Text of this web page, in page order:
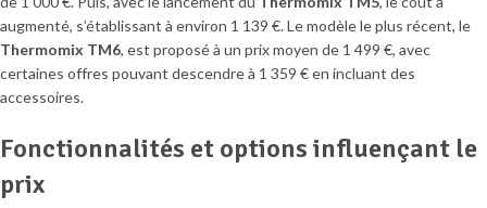
augmenté, s’établissant à environ 1 139 €. Le modèle le plus récent, le
Thermomix TM6, est proposé à un prix moyen de 1 499 €, avec
certaines offres pouvant descendre à 1 359 € en incluant des
accessoires.
Fonctionnalités et options influençant le
prix